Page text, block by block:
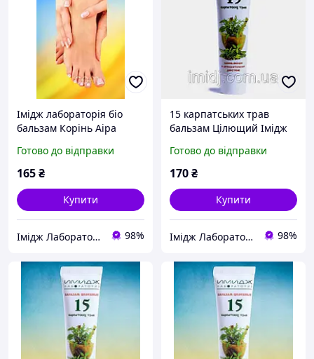
Імідж лабораторія біо
бальзам Корінь Аіра
грибок
Готово до відправки
165₴
Купити
Імідж Лабораторія 98%
15 карпатських трав
бальзам Цілющий Імідж
Готово до відправки
170₴
Купити
Імідж Лабораторія 98%